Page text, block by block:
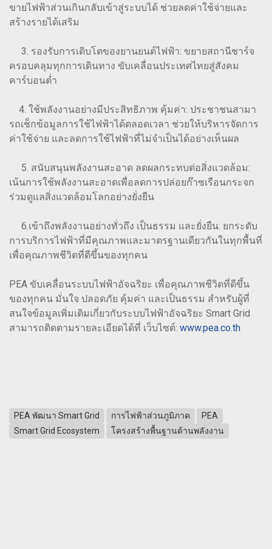
ขายไฟฟ้าส่วนเกินกลับเข้าสู่ระบบได้ ช่วยลดค่าใช้จ่ายและ
สร้างรายได้เสริม
3. รองรับการเติบโตของยานยนต์ไฟฟ้า: ขยายสถานีชาร์จ
ครอบคลุมทุกการเดินทาง ขับเคลื่อนประเทศไทยสู่สังคม
คาร์บอนต่ำ
4. ใช้พลังงานอย่างมีประสิทธิภาพ คุ้มค่า: ประชาชนสามา
รถเช็กข้อมูลการใช้ไฟฟ้าได้ตลอดเวลา ช่วยให้บริหารจัดการ
ค่าใช้จ่าย และลดการใช้ไฟฟ้าที่ไม่จำเป็นได้อย่างเห็นผล
5. สนับสนุนพลังงานสะอาด ลดผลกระทบต่อสิ่งแวดล้อม:
เน้นการใช้พลังงานสะอาดเพื่อลดการปล่อยก๊าซเรือนกระจก
ร่วมดูแลสิ่งแวดล้อมโลกอย่างยั่งยืน
6.เข้าถึงพลังงานอย่างทั่วถึง เป็นธรรม และยั่งยืน: ยกระดับ
การบริการไฟฟ้าที่มีคุณภาพและมาตรฐานเดียวกันในทุกพื้นที่
เพื่อคุณภาพชีวิตที่ดีขึ้นของทุกคน
PEA ขับเคลื่อนระบบไฟฟ้าอัจฉริยะ เพื่อคุณภาพชีวิตที่ดีขึ้น
ของทุกคน มั่นใจ ปลอดภัย คุ้มค่า และเป็นธรรม สำหรับผู้ที่
สนใจข้อมูลเพิ่มเติมเกี่ยวกับระบบไฟฟ้าอัจฉริยะ Smart Grid
สามารถติดตามรายละเอียดได้ที่ เว็บไซต์: www.pea.co.th
PEA พัฒนา Smart Grid การไฟฟ้าส่วนภูมิภาค
PEA
Smart Grid Ecosystem
โครงสร้างพื้นฐานด้านพลังงาน